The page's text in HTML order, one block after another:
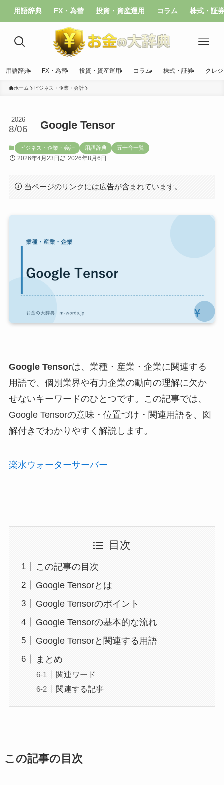
用語辞典 FX・為替 投資・資産運用 コラム 株式・証
用語辞典 FX・為替 投資・資産運用 コラム 株式・証券 クレ
ホーム ビジネス・企業・会計
Google Tensor
2026
8/06
ビジネス・企業・会計 用語辞典 五十音一覧
2026年4月23日 2026年8月6日
当ページのリンクには広告が含まれています。
Google Tensorは、業種・産業・企業に関連する
用語で、個別業界や有力企業の動向の理解に欠か
せないキーワードのひとつです。この記事では、
Google Tensorの意味・位置づけ・関連用語を、図
解付きでわかりやすく解説します。
楽水ウォーターサーバー
目次
この記事の目次
Google Tensorとは
Google Tensorのポイント
Google Tensorの基本的な流れ
Google Tensorと関連する用語
まとめ
関連ワード
関連する記事
この記事の目次